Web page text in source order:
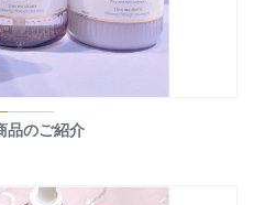
品のご紹介